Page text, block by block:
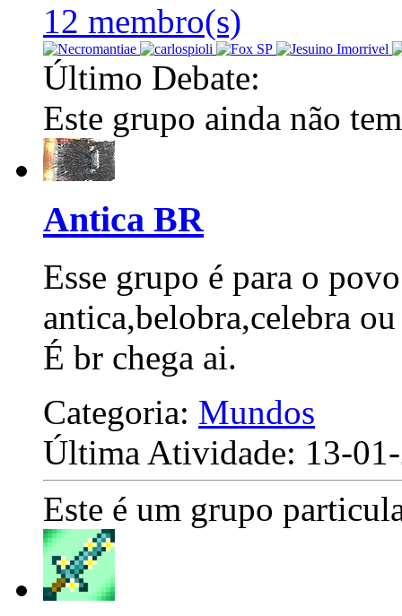
12 membro(s)
Último Debate:
Este grupo ainda não
Antica BR
Esse grupo é para o
antica,belobra,celebra
É br chega ai.
Categoria: Mundos
Última Atividade: 13-
Este é um grupo